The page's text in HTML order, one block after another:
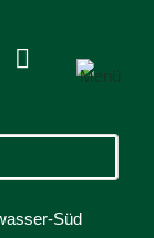

Süd